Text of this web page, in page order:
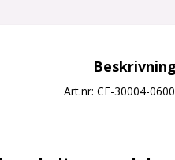
Beskrivning
Art.nr: CF-30004-